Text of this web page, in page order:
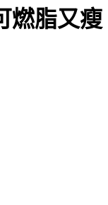
燃脂又瘦